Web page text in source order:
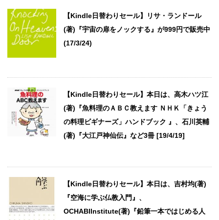
【Kindle日替わりセール】リサ・ランドール
(著)『宇宙の扉をノックする』が999円で販売中
(17/3/24)
【Kindle日替わりセール】本日は、高木ハツ江
(著)『魚料理のＡＢＣ教えます ＮＨＫ「きょう
の料理ビギナーズ」ハンドブック 』、石川英輔
(著)『大江戸神仙伝』など3冊 [19/4/19]
【Kindle日替わりセール】本日は、吉村均(著)
『空海に学ぶ仏教入門』、
OCHABIInstitute(著)『鉛筆一本ではじめる人